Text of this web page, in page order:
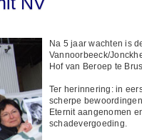
Na 5 jaar wachten is
Vannoorbeeck/
Hof van Beroep te
Ter herinnering: in
scherpe
Eternit aangenomen
schadevergoeding.